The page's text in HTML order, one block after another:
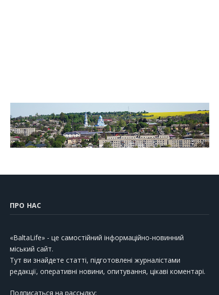
ПРО НАС
«BaltaLife» - це самостійний інформаційно-новинний
міський сайт.
Тут ви знайдете статті, підготовлені журналістами
редакції, оперативні новини, опитування, цікаві коментарі.
Подписаться на рассылку: